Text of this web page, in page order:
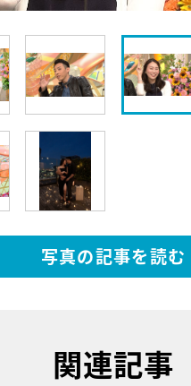
写真の記事を読む
関連記事